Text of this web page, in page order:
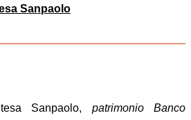
Sanpaolo
Sanpaolo, patrimonio Banco